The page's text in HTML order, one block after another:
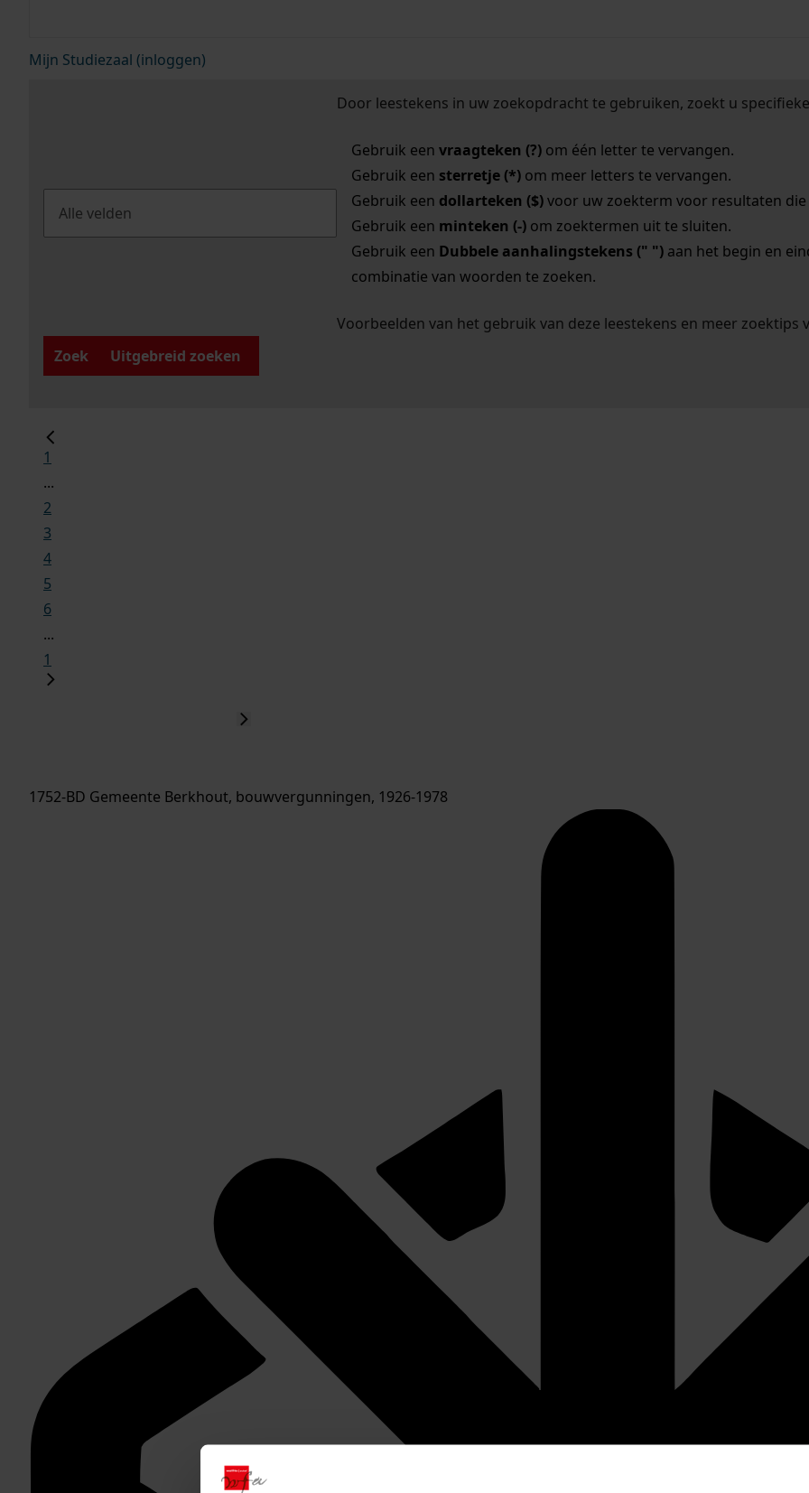
Mijn Studiezaal (inloggen)
Door leestekens in uw zoekopdracht te gebruiken, zoekt u
Gebruik een vraagteken (?)om één letter te vervangen.
Gebruik een sterretje (*)om meer letters te vervangen.
Gebruik een dollarteken ($)voor uw zoekterm voor resultaten die
Gebruik een minteken (-)om zoektermen uit te sluiten.
Gebruik een Dubbele aanhalingstekens (" ")aan het begin en
combinatie van woorden te zoeken.
Voorbeelden van het gebruik van deze leestekens en meer zoektips
Zoek
Uitgebreid zoeken
1
...
2
3
4
5
6
...
1
1752-BD Gemeente Berkhout, bouwvergunningen, 1926-1978